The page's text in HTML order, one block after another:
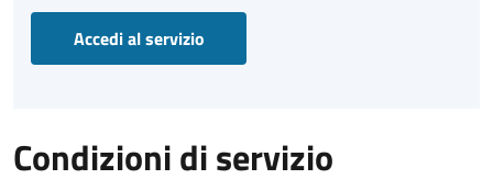
Accedi al servizio
Condizioni di servizio